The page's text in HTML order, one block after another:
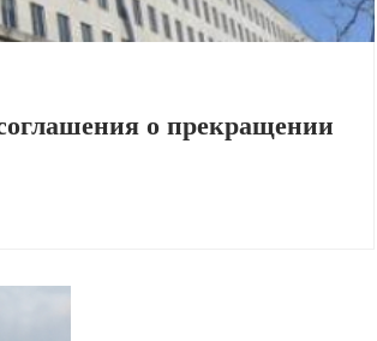
о прекращении